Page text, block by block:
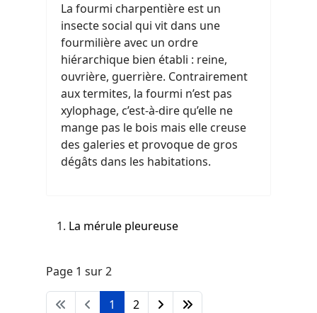
La fourmi charpentière est un
insecte social qui vit dans une
fourmilière avec un ordre
hiérarchique bien établi : reine,
ouvrière, guerrière. Contrairement
aux termites, la fourmi n’est pas
xylophage, c’est-à-dire qu’elle ne
mange pas le bois mais elle creuse
des galeries et provoque de gros
dégâts dans les habitations.
La mérule pleureuse
Page 1 sur 2
1 2